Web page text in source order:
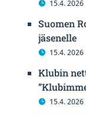
15.4. 2026
Suomen
jäsenelle
15.4. 2026
Klubin
15.4. 2026